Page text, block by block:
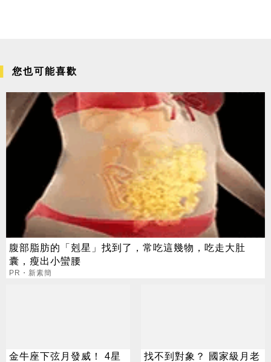
您也可能喜歡
腹部脂肪的「剋星」找到了，常吃這幾物，吃走大肚
囊，瘦出小蠻腰
PR・新素簡
金牛座下弦月發威！ 4星
找不到對象？ 國家級月老